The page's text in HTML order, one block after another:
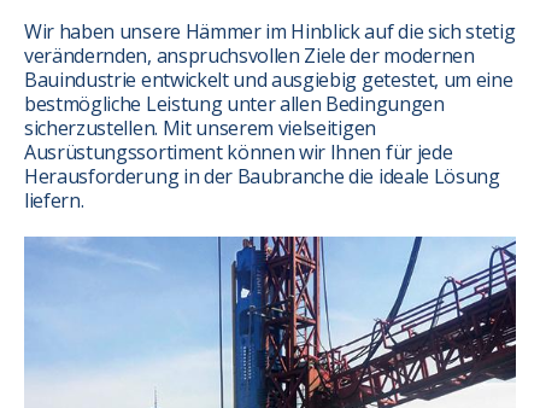
Wir haben unsere Hämmer im Hinblick auf die sich stetig
verändernden, anspruchsvollen Ziele der modernen
Bauindustrie entwickelt und ausgiebig getestet, um eine
bestmögliche Leistung unter allen Bedingungen
sicherzustellen. Mit unserem vielseitigen
Ausrüstungssortiment können wir Ihnen für jede
Herausforderung in der Baubranche die ideale Lösung
liefern.